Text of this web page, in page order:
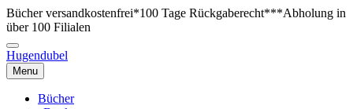
Bücher versandkostenfrei*100 Tage Rückgaberecht***Abholung in
über 100 Filialen
Hugendubel
Menu
Bücher